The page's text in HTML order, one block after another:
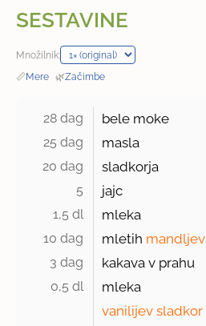
SESTAVINE
Množilnik:
📏Mere · 🌿Začimbe
28 dag bele moke
25 dag masla
20 dag sladkorja
5 jajc
1,5 dl mleka
10 dag mletih mandljev
3 dag kakava v prahu
0,5 dl
mleka
vanilijev sladkor